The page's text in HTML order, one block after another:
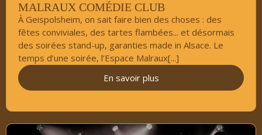
MALRAUX COMÉDIE CLUB
À Geispolsheim, on sait faire bien des choses : des
fêtes conviviales, des tartes flambées... et désormais
des soirées stand-up, garanties made in Alsace. Le
temps d’une soirée, l’Espace Malraux[...]
En savoir plus